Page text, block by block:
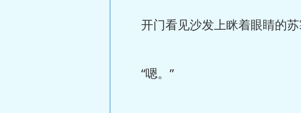
开门看见沙发上眯着眼睛的苏
“嗯。”